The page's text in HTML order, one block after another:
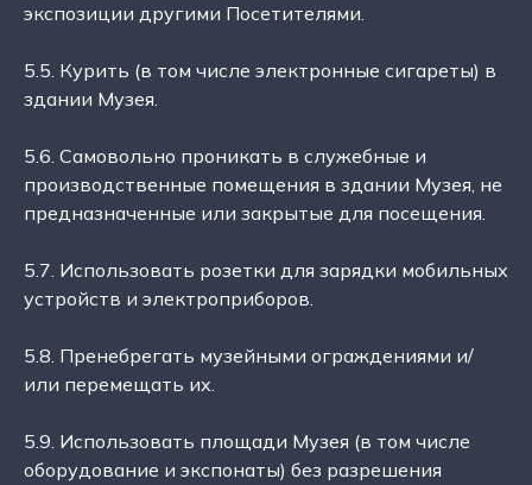
экспозиции другими Посетителями.
5.5. Курить (в том числе электронные сигареты) в
здании Музея.
5.6. Самовольно проникать в служебные и
производственные помещения в здании Музея, не
предназначенные или закрытые для посещения.
5.7. Использовать розетки для зарядки мобильных
устройств и электроприборов.
5.8. Пренебрегать музейными ограждениями и/
или перемещать их.
5.9. Использовать площади Музея (в том числе
оборудование и экспонаты) без разрешения